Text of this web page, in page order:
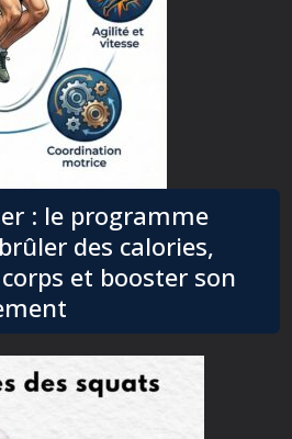
: le programme
des calories,
et booster son